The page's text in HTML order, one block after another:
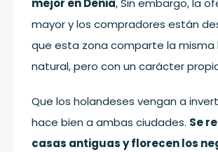
mejor en Denia, Sin embargo, la
mayor y los compradores están
que esta zona comparte la misma
natural, pero con un carácter
Que los holandeses vengan a
hace bien a ambas ciudades. Se
casas antiguas y florecen los